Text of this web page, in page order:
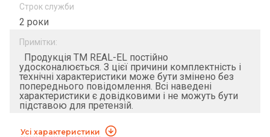
Строк служби
2 роки
Примітки:
Продукція ТМ REAL-EL постійно
удосконалюється. З цієї причини комплектність і
технічні характеристики може бути змінено без
попереднього повідомлення. Всі наведені
характеристики є довідковими і не можуть бути
підставою для претензій.
Усі характеристики